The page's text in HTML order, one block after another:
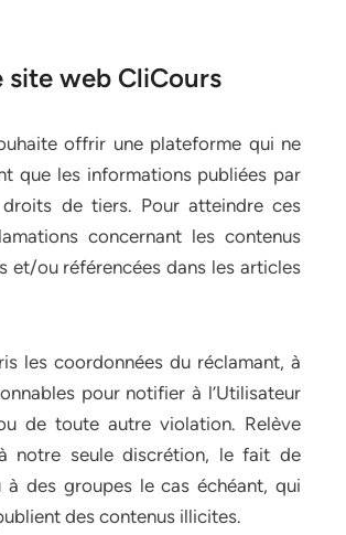
site web CliCours
offrir une plateforme qui ne
que les informations publiées par
de tiers. Pour atteindre ces
concernant les contenus
et/ou référencées dans les articles
les coordonnées du réclamant, à
pour notifier à l’Utilisateur
de toute autre violation. Relève
notre seule discrétion, le fait de
des groupes le cas échéant, qui
des contenus illicites.